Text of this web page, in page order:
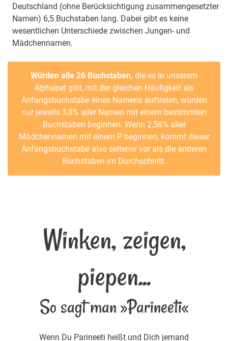
Deutschland (ohne Berücksichtigung zusammengesetzter
Namen) 6,5 Buchstaben lang. Dabei gibt es keine
wesentlichen Unterschiede zwischen Jungen- und
Mädchennamen.
Würden alle 26 Buchstaben, die es in unserem
Alphabet gibt, mit der gleichen Häufigkeit als
Anfangsbuchstabe eines Namens auftreten, würden
nur jeweils 3,8% aller Namen mit einem bestimmten
Buchstaben beginnen. Wenn 2,58% aller
Mädchennamen mit einem P beginnen, kommt dieser
Anfangsbuchstabe also seltener vor als die anderen
Buchstaben im Durchschnitt.
Winken, zeigen,
piepen...
So sagt man »Parineeti«
Wenn Du Parineeti heißt und Dich jemand